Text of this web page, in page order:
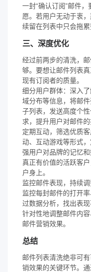
一封“确认订阅”邮件
愿。若用户无动于衷
续留在列表中只会拖累
三、深度优化
经过前两步的清洗，
够。要想让邮件列表
现有订阅者的质量。
细分用户群体：深入
域分布等信息，将邮
子列表，发送高度个
求，提升用户对邮件的
定期互动，筛选优质
动、互动游戏等形式
强用户对品牌的记忆
真正有价值的活跃客
户身上。
监控邮件表现，持续
监控每封邮件的打开
过数据分析，找出表
针对性地调整邮件内
邮件营销效果。
总结
邮件列表清洗绝非可
销效果的关键环节。